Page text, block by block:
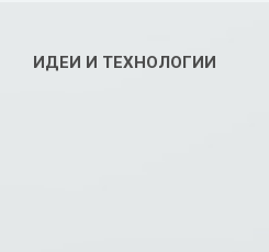
ИДЕИ И ТЕХНОЛОГИИ